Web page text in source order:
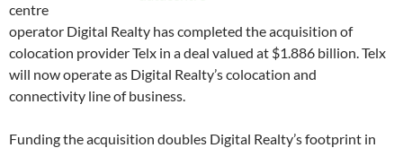
centre
operator Digital Realty has completed the acquisition of
colocation provider Telx in a deal valued at $1.886 billion. Telx
will now operate as Digital Realty’s colocation and
connectivity line of business.
Funding the acquisition doubles Digital Realty’s footprint in